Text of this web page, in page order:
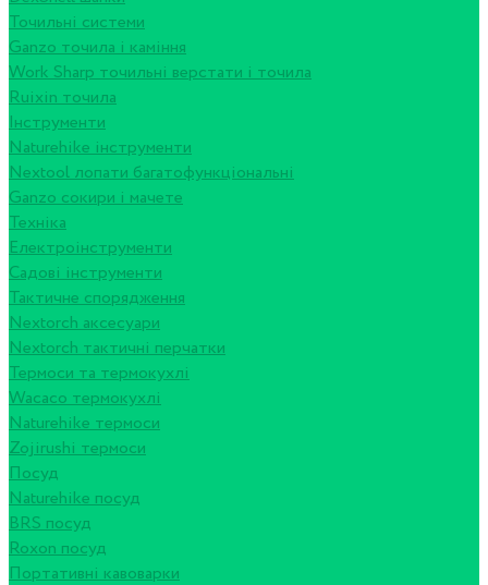
Точильні системи
Ganzo точила і каміння
Work Sharp точильні верстати і точила
Ruixin точила
Інструменти
Naturehike інструменти
Nextool лопати багатофункціональні
Ganzo сокири і мачете
Техніка
Електроінструменти
Садові інструменти
Тактичне спорядження
Nextorch аксесуари
Nextorch тактичні перчатки
Термоси та термокухлі
Wacaco термокухлі
Naturehike термоси
Zojirushi термоси
Посуд
Naturehike посуд
BRS посуд
Roxon посуд
Портативні кавоварки